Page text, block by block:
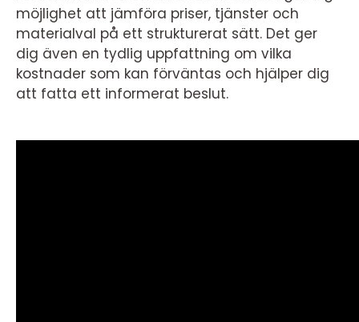
möjlighet att jämföra priser, tjänster och
materialval på ett strukturerat sätt. Det ger
dig även en tydlig uppfattning om vilka
kostnader som kan förväntas och hjälper dig
att fatta ett informerat beslut.